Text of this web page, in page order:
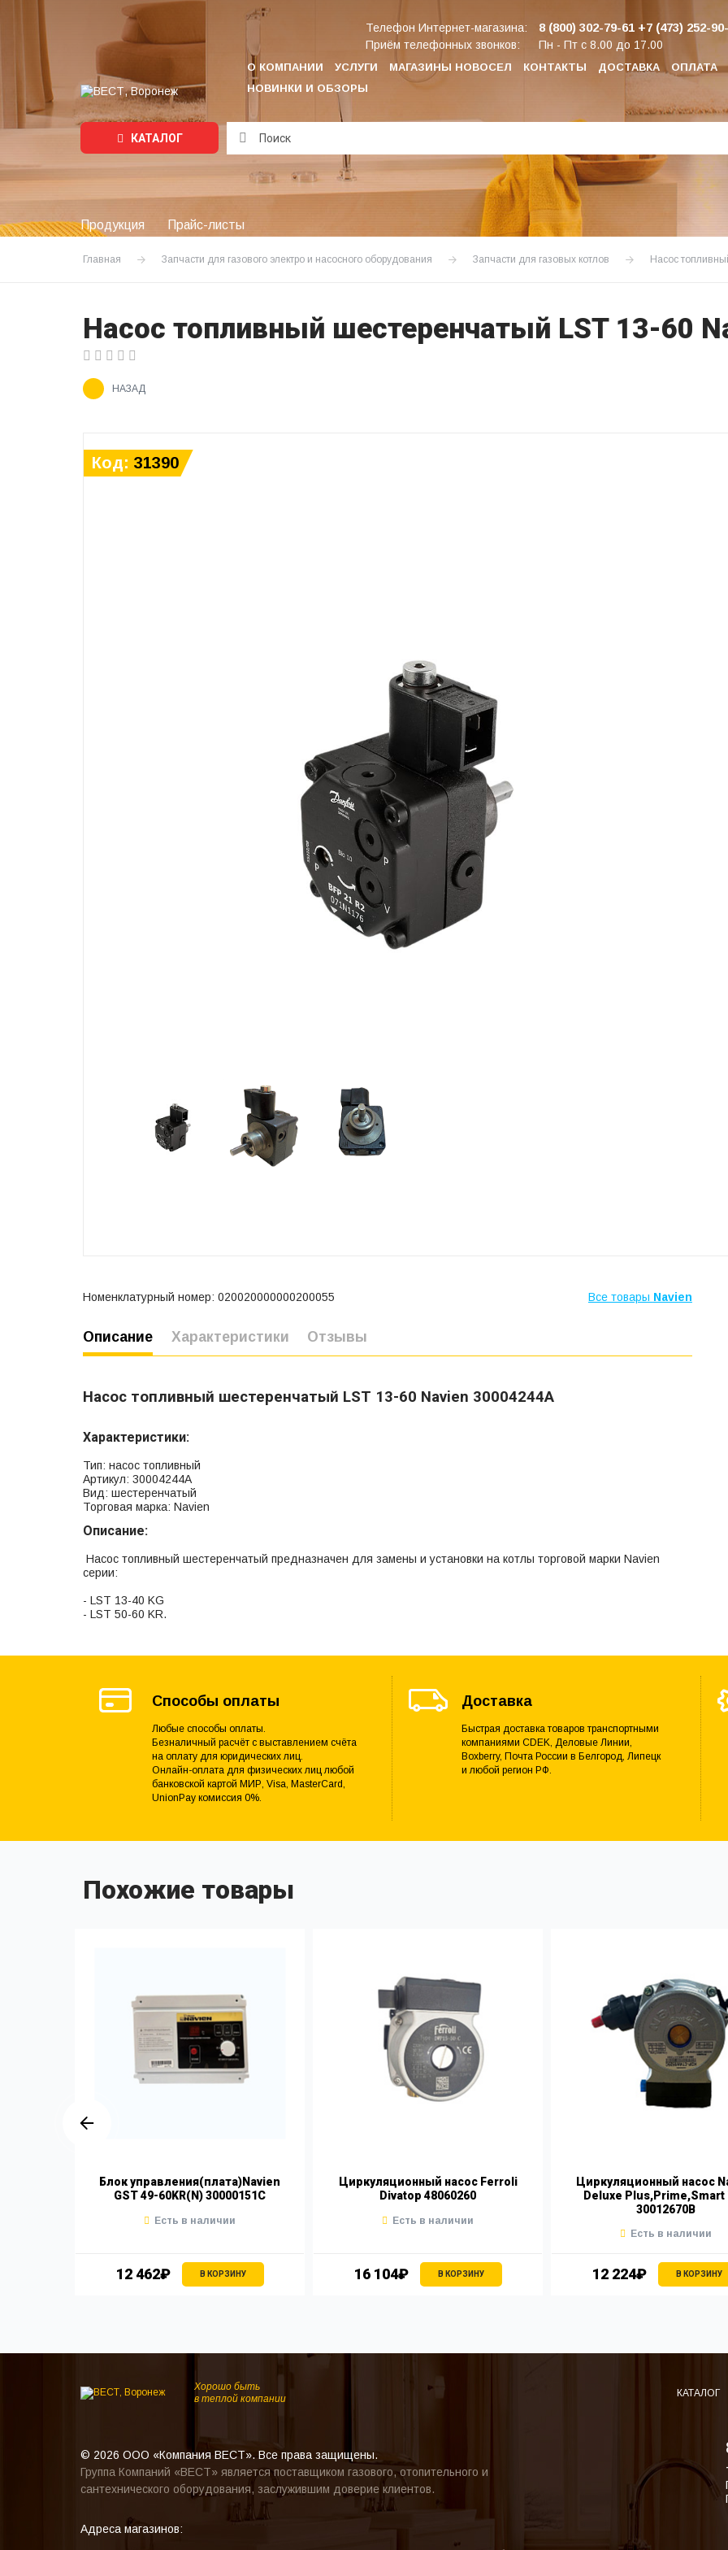
О КОМПАНИИ УСЛУГИ МАГАЗИНЫ НОВОСЕЛ КОНТАКТЫ ДОСТАВКА ОПЛАТА
НОВИНКИ И ОБЗОРЫ
Телефон Интернет-магазина: 8 (800) 302-79-61 +7 (473) 252-
Приём телефонных звонков: Пн - Пт с 8.00 до 17.00
КАТАЛОГ
Подождите...
Продукция Прайс-листы
Главная Запчасти для газового электро и насосного оборудования Запчасти для газовых котлов Насос
Насос топливный шестеренчатый LST 13-60
НАЗАД
Код: 31390
Номенклатурный номер: 020020000000200055 Все товары Navien
Описание Характеристики Отзывы
Насос топливный шестеренчатый LST 13-60 Navien 30004244А
Характеристики:
Тип: насос топливный
Артикул: 30004244А
Вид: шестеренчатый
Торговая марка: Navien
Описание:
Насос топливный шестеренчатый предназначен для замены и установки на котлы торговой марки Navien
серии:
- LST 13-40 KG
- LST 50-60 KR.
Способы оплаты
Любые способы оплаты.
Безналичный расчёт с выставлением счёта
на оплату для юридических лиц.
Онлайн-оплата для физических лиц любой
банковской картой МИР, Visa, MasterCard,
UnionPay комиссия 0%.
Доставка
Быстрая доставка товаров транспортными
компаниями CDEK, Деловые Линии,
Boxberry, Почта России в Белгород, Липецк
и любой регион РФ.
Похожие товары
Блок управления(плата)Navien
GST 49-60KR(N) 30000151C
12 462₽ В КОРЗИНУ
Есть в наличии
Циркуляционный насос Ferroli
Divatop 48060260
16 104₽ В КОРЗИНУ
Есть в наличии
Циркуляционный насос
Deluxe Plus,Prime,Smart
30012670B
12 224₽ В КОРЗИНУ
Есть в наличии
Хорошо быть
в теплой компании
КАТАЛОГ
© 2026 ООО «Компания ВЕСТ». Все права защищены.
Группа Компаний «ВЕСТ» является поставщиком газового, отопительного и
сантехнического оборудования, заслужившим доверие клиентов.
Адреса магазинов: